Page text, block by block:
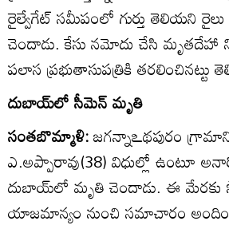
రైల్వేగేట్‌ సమీపంలో గుర్తు తెలియని
చెందాడు. కేసు నమోదు చేసి మృతదేహా
పలాస ప్రభుతాసుపత్రికి తరలించినట్టు
దుబాయ్‌లో సీమెన్‌ మృతి
సంతబొమ్మాళి:జగన్నాఽథపురం
ఎ.అప్పారావు(38) విధుల్లో ఉంటూ
దుబాయ్‌లో మృతి చెందాడు. ఈ
యాజమాన్యం నుంచి సమాచారం